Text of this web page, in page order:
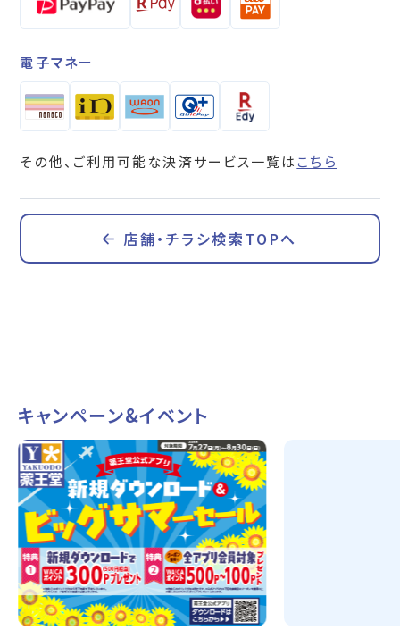
電子マネー
その他、ご利用可能な決済サービス一覧は こちら
店舗・チラシ検索TOPへ
キャンペーン&イベント